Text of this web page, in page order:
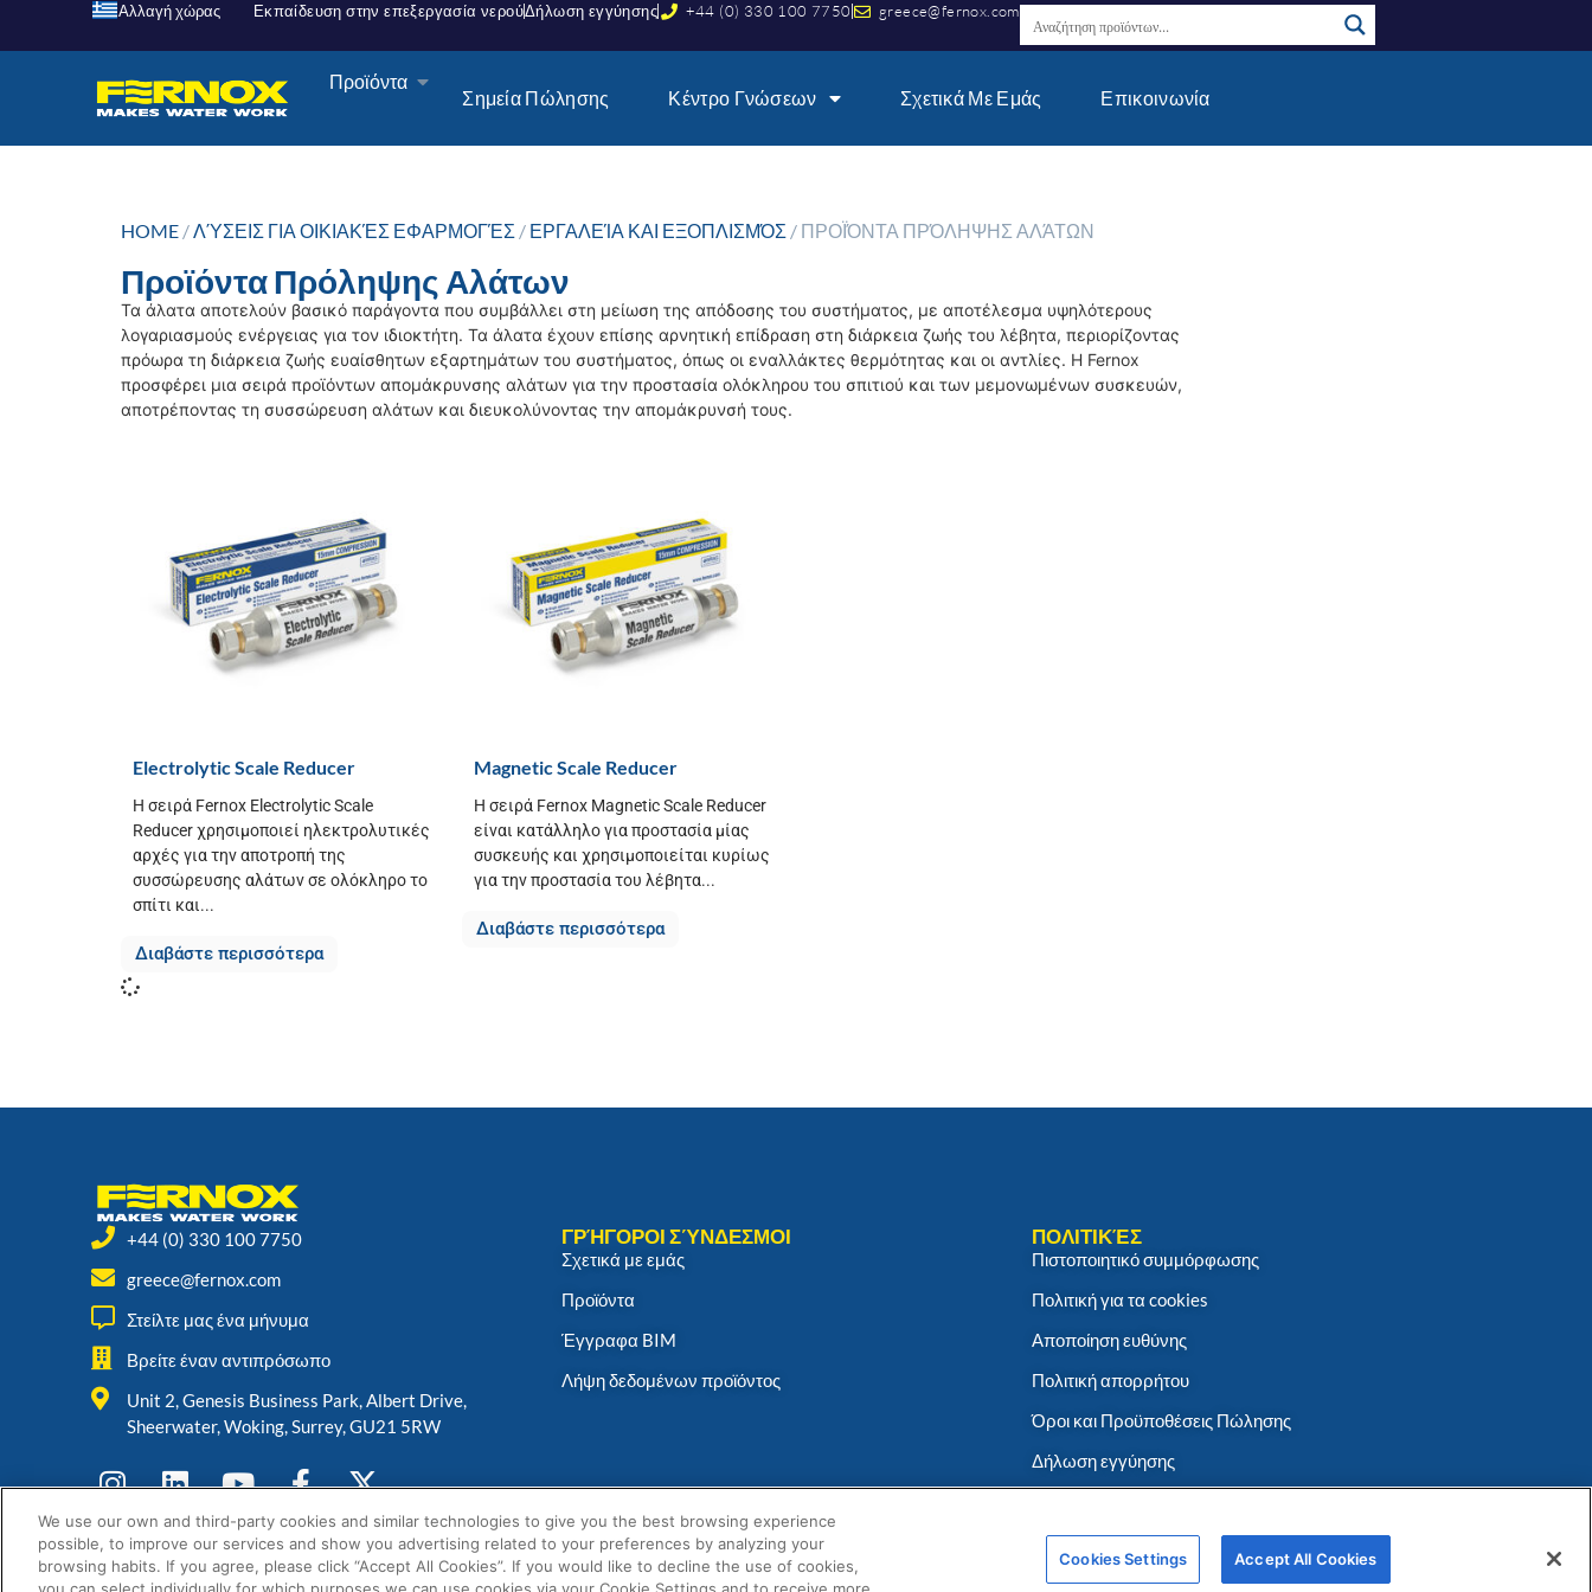
Αλλαγή χώρας Εκπαίδευση στην επεξεργασία νερούΔήλωση εγγύησης +44 (0) 330 100 7750 greece@fernox.com
Προϊόντα
Σημεία Πώλησης Κέντρο Γνώσεων Σχετικά Με Εμάς Επικοινωνία
HOME / ΛΎΣΕΙΣ ΓΙΑ ΟΙΚΙΑΚΈΣ ΕΦΑΡΜΟΓΈΣ / ΕΡΓΑΛΕΊΑ ΚΑΙ ΕΞΟΠΛΙΣΜΌΣ / ΠΡΟΪΌΝΤΑ ΠΡΌΛΗΨΗΣ ΑΛΆΤΩΝ
Προϊόντα Πρόληψης Αλάτων
Τα άλατα αποτελούν βασικό παράγοντα που συμβάλλει στη μείωση της απόδοσης του συστήματος, με αποτέλεσμα υψηλότερους
λογαριασμούς ενέργειας για τον ιδιοκτήτη. Τα άλατα έχουν επίσης αρνητική επίδραση στη διάρκεια ζωής του λέβητα, περιορίζοντας
πρόωρα τη διάρκεια ζωής ευαίσθητων εξαρτημάτων του συστήματος, όπως οι εναλλάκτες θερμότητας και οι αντλίες. Η Fernox
προσφέρει μια σειρά προϊόντων απομάκρυνσης αλάτων για την προστασία ολόκληρου του σπιτιού και των μεμονωμένων συσκευών,
αποτρέποντας τη συσσώρευση αλάτων και διευκολύνοντας την απομάκρυνσή τους.
Electrolytic Scale Reducer
Η σειρά Fernox Electrolytic Scale
Reducer χρησιμοποιεί ηλεκτρολυτικές
αρχές για την αποτροπή της
συσσώρευσης αλάτων σε ολόκληρο το
σπίτι και...
Διαβάστε περισσότερα
Magnetic Scale Reducer
Η σειρά Fernox Magnetic Scale Reducer
είναι κατάλληλο για προστασία μίας
συσκευής και χρησιμοποιείται κυρίως
για την προστασία του λέβητα...
Διαβάστε περισσότερα
+44 (0) 330 100 7750
greece@fernox.com
Στείλτε μας ένα μήνυμα
Βρείτε έναν αντιπρόσωπο
Unit 2, Genesis Business Park, Albert Drive,
Sheerwater, Woking, Surrey, GU21 5RW
ΓΡΉΓΟΡΟΙ ΣΎΝΔΕΣΜΟΙ
Σχετικά με εμάς
Προϊόντα
Έγγραφα BIM
Λήψη δεδομένων προϊόντος
ΠΟΛΙΤΙΚΈΣ
Πιστοποιητικό συμμόρφωσης
Πολιτική για τα cookies
Αποποίηση ευθύνης
Πολιτική απορρήτου
Όροι και Προϋποθέσεις Πώλησης
Δήλωση εγγύησης
We use our own and third-party cookies and similar technologies to give you the best browsing experience
possible, to improve our services and show you advertising related to your preferences by analyzing your
browsing habits. If you agree, please click “Accept All Cookies”. If you would like to decline the use of cookies,
Cookies Settings Accept All Cookies